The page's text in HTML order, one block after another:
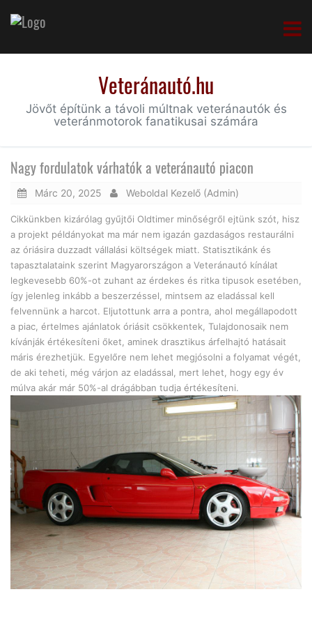
Veteránautó.hu
Jövőt építünk a távoli múltnak veteránautók és
veteránmotorok fanatikusai számára
Nagy fordulatok várhatók a veteránautó piacon
Márc 20, 2025 Weboldal Kezelő (Admin)
Cikkünkben kizárólag gyűjtői Oldtimer minőségről ejtünk szót, hisz
a projekt példányokat ma már nem igazán gazdaságos restaurálni
az óriásira duzzadt vállalási költségek miatt. Statisztikánk és
tapasztalataink szerint Magyarországon a Veteránautó kínálat
legkevesebb 60%-ot zuhant az érdekes és ritka tipusok esetében,
így jelenleg inkább a beszerzéssel, mintsem az eladással kell
felvennünk a harcot. Eljutottunk arra a pontra, ahol megállapodott
a piac, értelmes ajánlatok óriásit csökkentek, Tulajdonosaik nem
kívánják értékesíteni őket, aminek drasztikus árfelhajtó hatásait
máris érezhetjük. Egyelőre nem lehet megjósolni a folyamat végét,
de aki teheti, még várjon az eladással, mert lehet, hogy egy év
múlva akár már 50%-al drágábban tudja értékesíteni.